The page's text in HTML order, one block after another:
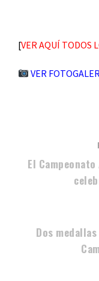
[VER AQUÍ TODOS
VER
El
Dos